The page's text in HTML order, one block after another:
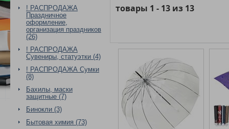
! РАСПРОДАЖА
Праздничное
оформление,
организация праздников
(26)
! РАСПРОДАЖА
Сувениры, статуэтки (4)
! РАСПРОДАЖА Сумки
(8)
Бахилы, маски
защитные (7)
Бинокли (3)
Бытовая химия (73)
товары 1 - 13 из 13